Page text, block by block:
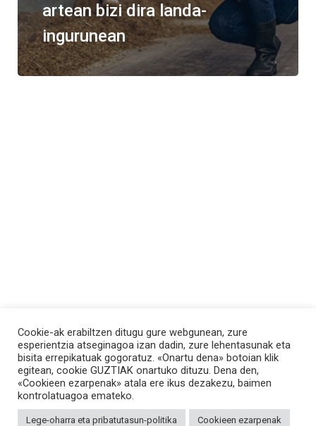
artean bizi dira landa-
ingurunean
Cookie-ak erabiltzen ditugu gure webgunean, zure
esperientzia atseginagoa izan dadin, zure lehentasunak eta
bisita errepikatuak gogoratuz. «Onartu dena» botoian klik
egitean, cookie GUZTIAK onartuko dituzu. Dena den,
«Cookieen ezarpenak» atala ere ikus dezakezu, baimen
kontrolatuagoa emateko.
Lege-oharra eta pribatutasun-politika Cookieen ezarpenak